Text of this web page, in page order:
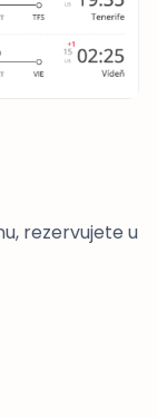
rezervujete u